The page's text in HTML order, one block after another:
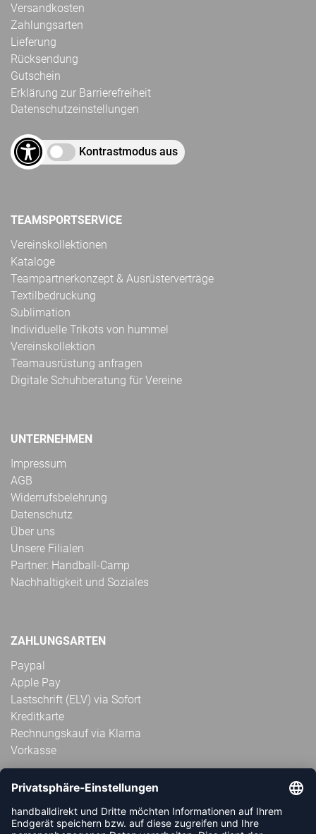
Versandkosten
Zahlungsarten
Lieferung
Rücksendung
Gutschein
Erklärung zur Barrierefreiheit
Datenschutzeinstellungen
Kontrastmodus aus
TEAMSPORTSERVICE
Vereinskollektionen
Kataloge
Teampartnerkonzept & Ausrüsterverträge
Textilbedruckung
Sublimation
Individuelle Trikots von hummel
Vereinskollektion
Teamausrüstung anfragen
Digitale Schuhberatung für Vereine
UNTERNEHMEN
Impressum
AGB
Widerrufsbelehrung
Datenschutz
Über uns
Unsere Filialen
Partner: Handball-Camp
Nachhaltigkeit und Soziales
ZAHLUNGSARTEN
Paypal
Apple Pay
Lastschrift (ELV) via Sofort
Kreditkarte
Rechnungskauf via Klarna
Vorkasse
ABONNIERE JETZT DEN KOSTENLOSEN
HANDBALLDIREKT-NEWSLETTER UND VERPASSE KEINE